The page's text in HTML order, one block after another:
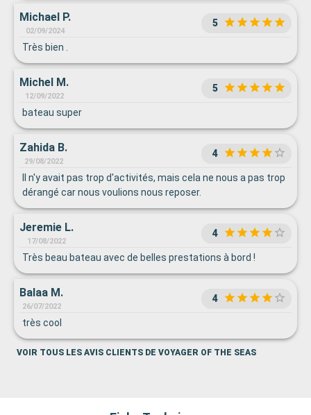
Michael P.
02/09/2024
5
Très bien .
Michel M.
12/09/2022
5
bateau super
Zahida B.
29/08/2022
4
Il n'y avait pas trop d'activités, mais cela ne nous a pas trop
dérangé car nous voulions nous reposer.
Jeremie L.
17/08/2022
4
Très beau bateau avec de belles prestations à bord !
Balaa M.
26/07/2022
4
très cool
VOIR TOUS LES AVIS CLIENTS DE VOYAGER OF THE SEAS